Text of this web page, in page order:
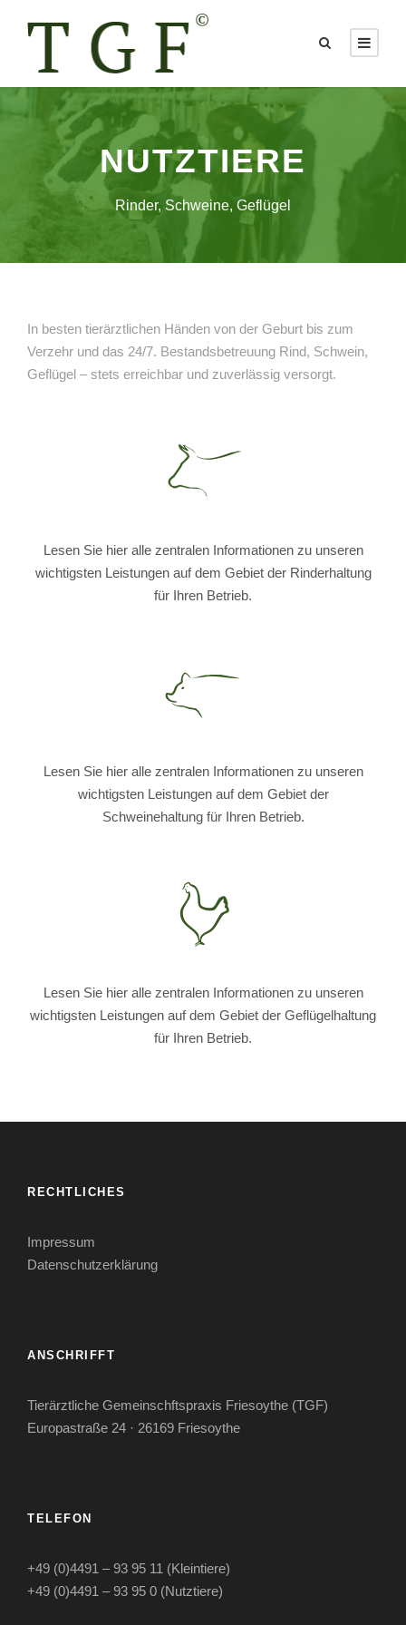
NUTZTIERE
Rinder, Schweine, Geflügel
In besten tierärztlichen Händen von der Geburt bis zum
Verzehr und das 24/7. Bestandsbetreuung Rind, Schwein,
Geflügel – stets erreichbar und zuverlässig versorgt.
Lesen Sie hier alle zentralen Informationen zu unseren
wichtigsten Leistungen auf dem Gebiet der Rinderhaltung
für Ihren Betrieb.
Lesen Sie hier alle zentralen Informationen zu unseren
wichtigsten Leistungen auf dem Gebiet der
Schweinehaltung für Ihren Betrieb.
Lesen Sie hier alle zentralen Informationen zu unseren
wichtigsten Leistungen auf dem Gebiet der Geflügelhaltung
für Ihren Betrieb.
RECHTLICHES
Impressum
Datenschutzerklärung
ANSCHRIFFT
Tierärztliche Gemeinschftspraxis Friesoythe (TGF)
Europastraße 24 · 26169 Friesoythe
TELEFON
+49 (0)4491 – 93 95 11 (Kleintiere)
+49 (0)4491 – 93 95 0 (Nutztiere)